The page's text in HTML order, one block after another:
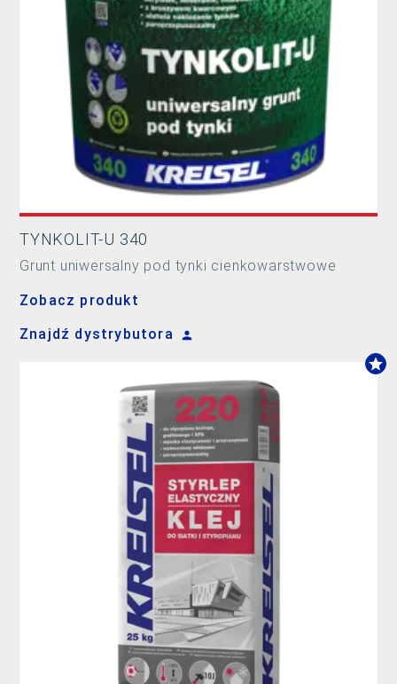
TYNKOLIT-U 340
Grunt uniwersalny pod tynki cienkowarstwowe
Zobacz produkt
Znajdź dystrybutora